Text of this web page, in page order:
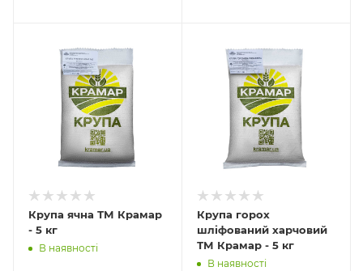
Крупа ячна ТМ Крамар
- 5 кг
В наявності
Крупа горох
шліфований харчовий
ТМ Крамар - 5 кг
В наявності